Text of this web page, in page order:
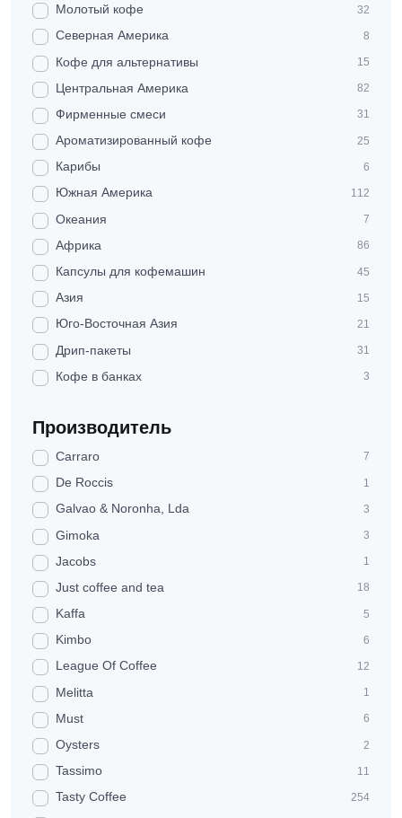
Молотый кофе 32
Северная Америка 8
Кофе для альтернативы 15
Центральная Америка 82
Фирменные смеси 31
Ароматизированный кофе 25
Карибы 6
Южная Америка 112
Океания 7
Африка 86
Капсулы для кофемашин 45
Азия 15
Юго-Восточная Азия 21
Дрип-пакеты 31
Кофе в банках 3
Производитель
Carraro 7
De Roccis 1
Galvao & Noronha, Lda 3
Gimoka 3
Jacobs 1
Just coffee and tea 18
Kaffa 5
Kimbo 6
League Of Coffee 12
Melitta 1
Must 6
Oysters 2
Tassimo 11
Tasty Coffee 254